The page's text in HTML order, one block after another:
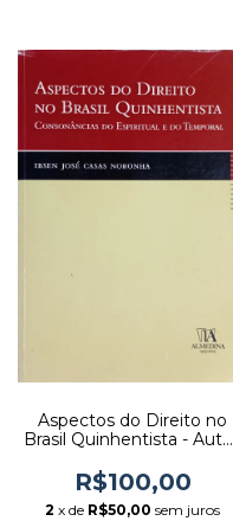
Aspectos do Direito no
Brasil Quinhentista - Autor:
(2008) [usado]
R$100,00
2 x de R$50,00 sem juros